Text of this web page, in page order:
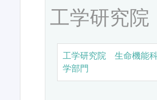
工学研究院
工学研究院 生命機能
学部門